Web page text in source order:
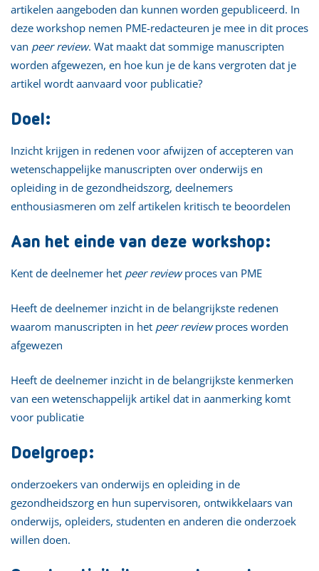
artikelen aangeboden dan kunnen worden gepubliceerd. In
deze workshop nemen PME-redacteuren je mee in dit proces
van peer review. Wat maakt dat sommige manuscripten
worden afgewezen, en hoe kun je de kans vergroten dat je
artikel wordt aanvaard voor publicatie?
Doel:
Inzicht krijgen in redenen voor afwijzen of accepteren van
wetenschappelijke manuscripten over onderwijs en
opleiding in de gezondheidszorg, deelnemers
enthousiasmeren om zelf artikelen kritisch te beoordelen
Aan het einde van deze workshop:
Kent de deelnemer het peer reviewproces van PME
Heeft de deelnemer inzicht in de belangrijkste redenen
waarom manuscripten in het peer reviewproces worden
afgewezen
Heeft de deelnemer inzicht in de belangrijkste kenmerken
van een wetenschappelijk artikel dat in aanmerking komt
voor publicatie
Doelgroep:
onderzoekers van onderwijs en opleiding in de
gezondheidszorg en hun supervisoren, ontwikkelaars van
onderwijs, opleiders, studenten en anderen die onderzoek
willen doen.